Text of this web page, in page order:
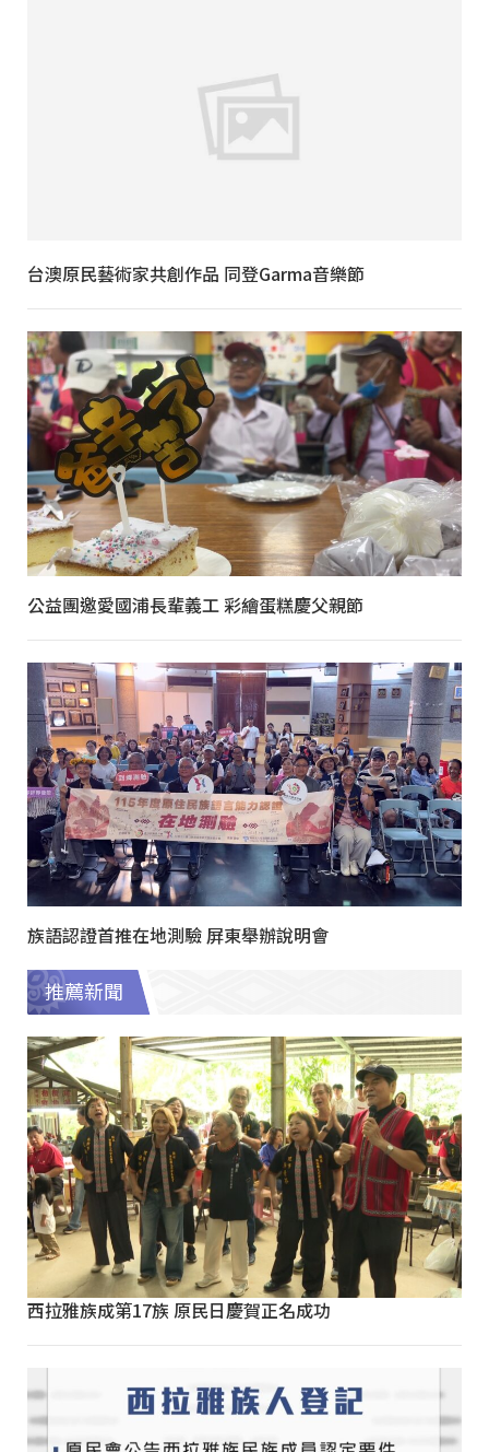
台澳原民藝術家共創作品 同登Garma音樂節
公益團邀愛國浦長輩義工 彩繪蛋糕慶父親節
族語認證首推在地測驗 屏東舉辦說明會
推薦新聞
西拉雅族成第17族 原民日慶賀正名成功